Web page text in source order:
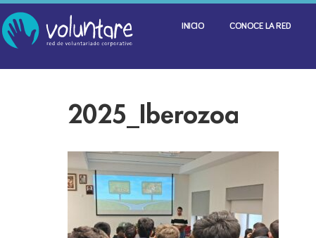
INICIO CONOCE LA RED
2025_Iberozoa